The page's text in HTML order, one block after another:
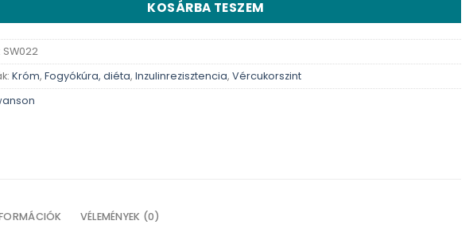
KOSÁRBA TESZEM
SW022
Króm, Fogyókúra, diéta, Inzulinrezisztencia, Vércukorszint
VÉLEMÉNYEK (0)